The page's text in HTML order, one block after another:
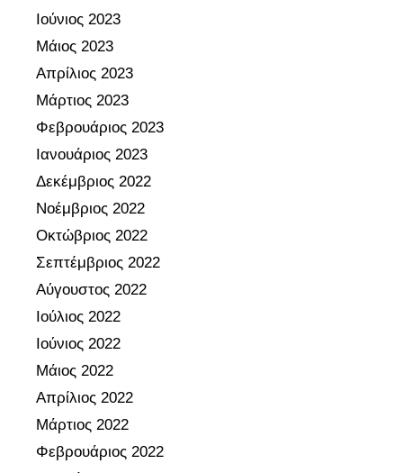
Ιούνιος 2023
Μάιος 2023
Απρίλιος 2023
Μάρτιος 2023
Φεβρουάριος 2023
Ιανουάριος 2023
Δεκέμβριος 2022
Νοέμβριος 2022
Οκτώβριος 2022
Σεπτέμβριος 2022
Αύγουστος 2022
Ιούλιος 2022
Ιούνιος 2022
Μάιος 2022
Απρίλιος 2022
Μάρτιος 2022
Φεβρουάριος 2022